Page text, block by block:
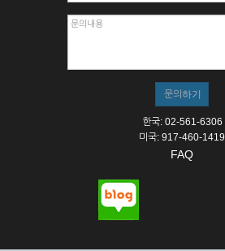
한국: 02-561-6306
미국: 917-460-1419
FAQ